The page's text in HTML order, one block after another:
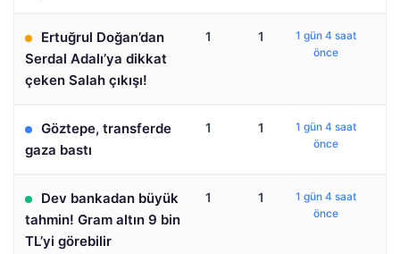
Ertuğrul Doğan’dan
Serdal Adalı’ya dikkat
çeken Salah çıkışı!
1 1
1 gün 4 saat
önce
Göztepe, transferde
gaza bastı
1 1
1 gün 4 saat
önce
Dev bankadan büyük
tahmin! Gram altın 9 bin
TL’yi görebilir
1 1
1 gün 4 saat
önce